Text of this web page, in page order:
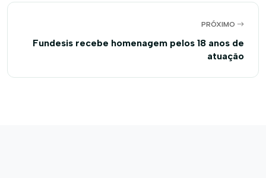
PRÓXIMO
Fundesis recebe homenagem pelos 18 anos de
atuação